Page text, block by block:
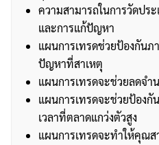
ความสามารถในการวัดปร
และการแก้ปัญหา
แผนการเทรดช่วยป้องกันภ
ปัญหาที่สาเหตุ
แผนการเทรดจะช่วยลดจำ
แผนการเทรดจะช่วยป้อง
เวลาที่ตลาดแกว่งตัวสูง
แผนการเทรดจะทำให้คุณ